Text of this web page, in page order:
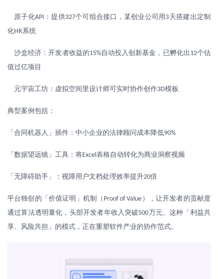
原子化API ：提供327个可组合接口，某创业公司用 3天搭建出定制
化HR 系统
沙盒经济：开发者收益的15%自动投入创新基金，已孵化出 12个估
值过亿项目
元宇宙工坊：虚拟空间里设计师可实时协作创作3D模板
典型案例包括：
「合同机器人」插件：中小企业的法律顾问成本降低90%
「数据望远镜」工具：将Excel 表格自动转化为商业洞察视频
「无障碍助手」：视障用户文档处理效率提升20倍
平台独创的「价值证明」机制（ Proof of Value ），让开发者的贡献度
通过算法透明量化，头部开发者年收入突破500万元。这种「利益共
享、风险共担」的模式，正在重塑软件产业的协作范式。